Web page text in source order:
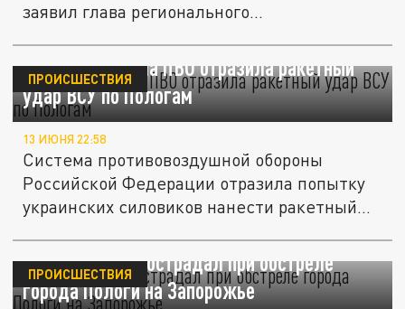
заявил глава регионального...
Русская система ПВО отразила ракетный
удар ВСУ по Пологам
ПРОИСШЕСТВИЯ
13 ИЮНЯ 22:58
Система противовоздушной обороны
Российской Федерации отразила попытку
украинских силовиков нанести ракетный...
Один человек пострадал при обстреле
города Пологи на Запорожье
ПРОИСШЕСТВИЯ